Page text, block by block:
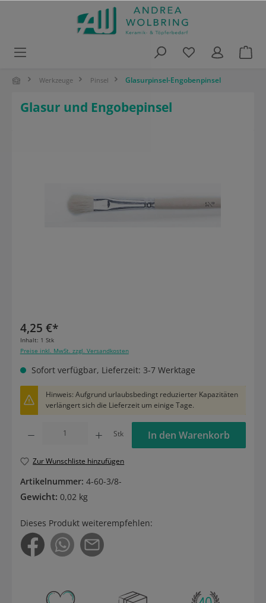
Werkzeuge Pinsel Glasurpinsel-Engobenpinsel
Glasur und Engobepinsel
4,25 €*
Inhalt: 1 Stk
Preise inkl. MwSt. zzgl. Versandkosten
Sofort verfügbar, Lieferzeit: 3-7 Werktage
Hinweis: Aufgrund urlaubsbedingt reduzierter Kapazitäten
verlängert sich die Lieferzeit um einige Tage.
Stk In den Warenkorb
Zur Wunschliste hinzufügen
Artikelnummer: 4-60-3/8-
Gewicht: 0,02 kg
Dieses Produkt weiterempfehlen: